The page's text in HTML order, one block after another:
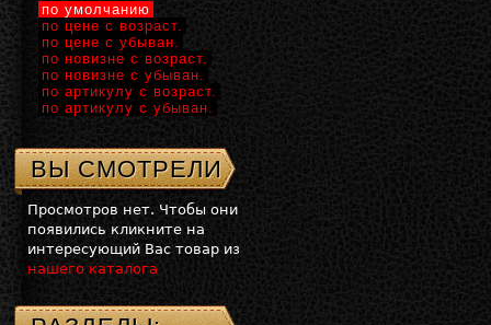
по умолчанию
по цене с возраст.
по цене с убыван.
по новизне с возраст.
по новизне с убыван.
по артикулу с возраст.
по артикулу с убыван.
ВЫ СМОТРЕЛИ
Просмотров нет. Чтобы они
появились кликните на
интересующий Вас товар из
нашего каталога